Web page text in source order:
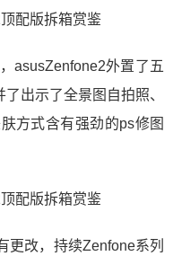
asusZenfone2外置了五
出示了全景图自拍照、
方式含有强劲的ps修图
更改，持续Zenfone系列